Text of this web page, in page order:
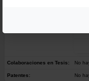
Colaboraciones en Tesis: No
Patentes: No